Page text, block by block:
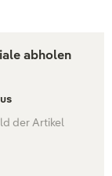
abholen
der Artikel